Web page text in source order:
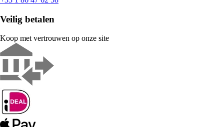
Veilig betalen
Koop met vertrouwen op onze site